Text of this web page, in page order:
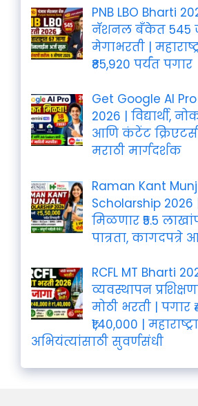
PNB LBO Bharti
नॅशनल बँकेत 545
मेगाभरती |
₹85,920 पर्यंत पगार
Get Google AI
2026 | विद्यार्थी,
आणि कंटेंट
मराठी मार्गदर्शक
Raman Kant
Scholarship 2026
मिळणार ₹5.5
पात्रता, कागदपत्रे
RCFL MT Bharti
व्यवस्थापन
मोठी भरती | पगार
₹1,40,000 |
अभियंत्यांसाठी सुवर्णसंधी